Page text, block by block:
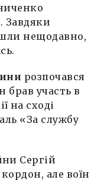
Завдяки
нещодавно,
розпочався
брав участь в
на сході
«За службу
Сергій
але воїн